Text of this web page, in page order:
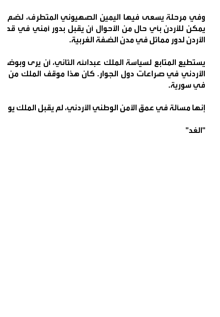
وفي مرحلة يسعى فيها اليمين الصهيوني المتطرف، لضم
يمكن للأردن بأي حال من الأحوال أن يقبل بدور أمني في
الأردن لدور مماثل في مدن الضفة الغربية.
يستطيع المتابع لسياسة الملك عبدالله الثاني، أن يرى
الأردني في صراعات دول الجوار. كان هذا موقف الملك من
في سورية.
إنها مسألة في عمق الأمن الوطني الأردني، لم يقبل الملك
"الغد"